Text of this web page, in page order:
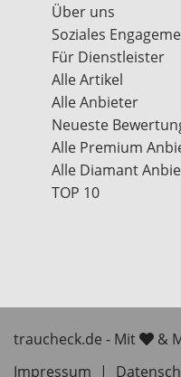
Über uns
Soziales
Für Dienstleister
Alle Artikel
Alle Anbieter
Neueste
Alle Premium
Alle Diamant
TOP 10
traucheck.de - Mit
&
Impressum
|